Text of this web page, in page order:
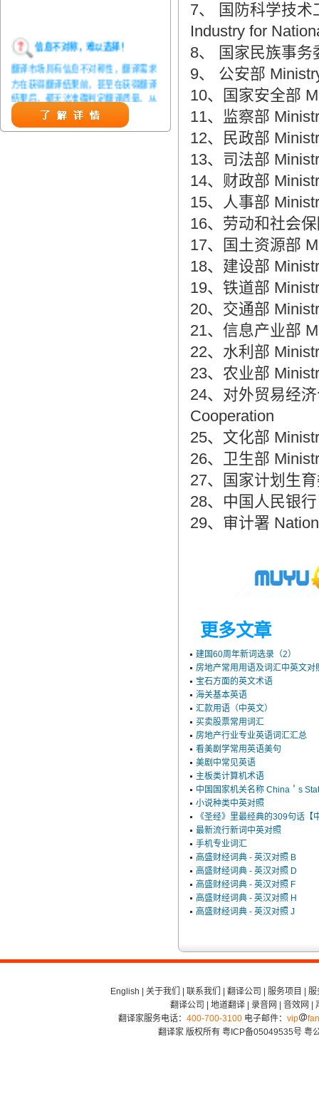
信息不对称，难以选择！
翻译市场具有信息不对称性，翻译需求
方在获得翻译结果前，甚至在获得翻译
结果后，都无法准确判定翻译质量。从
而给劣质翻译者提供了一定生存条件，
造成翻译市场鱼龙混杂，难以选择。
7、 国防科学技术
Industry for
8、 国家民族事务
9、 公安部
10、国家安全部
11、监察部
12、民政部
13、司法部
14、财政部
15、人事部
16、劳动和社会
17、国土资源部
18、建设部
19、铁道部
20、交通部
21、信息产业部
22、水利部
23、农业部
24、对外贸易经
Cooperation
25、文化部
26、卫生部
27、国家计划生
28、中国人民银
29、审计署
更多文章
建国60周年新词选录（2）
房地产常用用语及词汇中英文对
宝石方面的英文术语
海关基本英语
汇款用语（中英文）
买卖股票常用词汇
房地产行业专业英语词汇汇总
看美剧学常用英语美句
美剧中常见英语
主板类计算机术语
中国国家机关名称 China＇s
小说种类中英对照
《圣经》里最经典的309句话【
最新流行新词中英对照
手机专业词汇
高盛财经词典 - 英汉对照 B
高盛财经词典 - 英汉对照 D
高盛财经词典 - 英汉对照 F
高盛财经词典 - 英汉对照 H
高盛财经词典 - 英汉对照 J
English 关于我们 联系我们 翻译公司 服务项目
服
翻译公司
地道翻译| 录音网 音效网
翻译家服务电话： 400-700-3100电子邮件： vip
翻译家 版权所有 粤ICP备05049535号 粤